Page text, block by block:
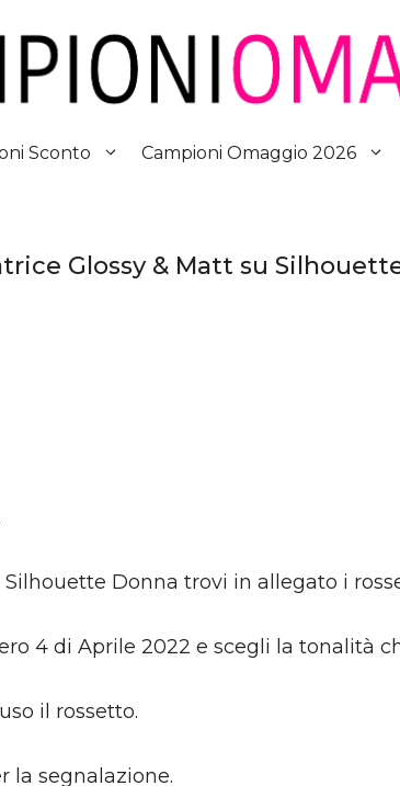
Sconto Campioni Omaggio 2026
Glossy & Matt su
Donna trovi in allegato i
4 di Aprile 2022 e scegli la tonalità
il rossetto.
la segnalazione.